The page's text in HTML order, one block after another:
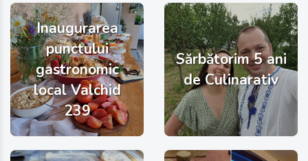
Inaugurarea
punctului
gastronomic
local Valchid
239
Sărbătorim 5 ani
de Culinarativ